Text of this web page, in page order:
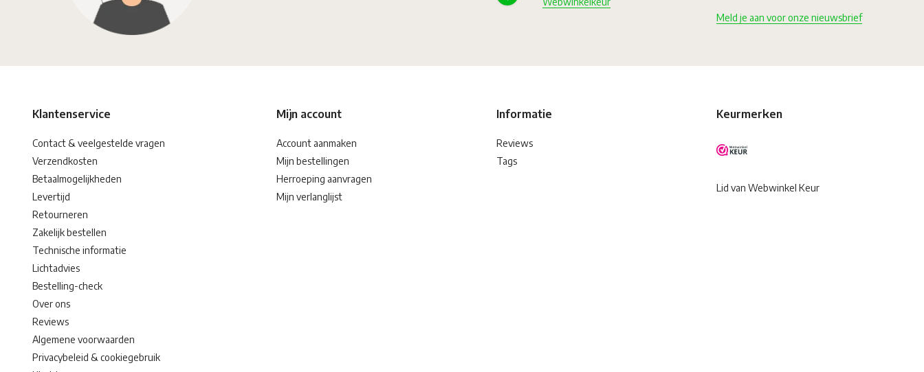
Meld je aan voor onze nieuwsbrief
Klantenservice
Contact & veelgestelde vragen
Verzendkosten
Betaalmogelijkheden
Levertijd
Retourneren
Zakelijk bestellen
Technische informatie
Lichtadvies
Bestelling-check
Over ons
Reviews
Algemene voorwaarden
Privacybeleid & cookiegebruik
Mijn account
Account aanmaken
Mijn bestellingen
Herroeping aanvragen
Mijn verlanglijst
Informatie
Reviews
Tags
Keurmerken
Lid van Webwinkel Keur